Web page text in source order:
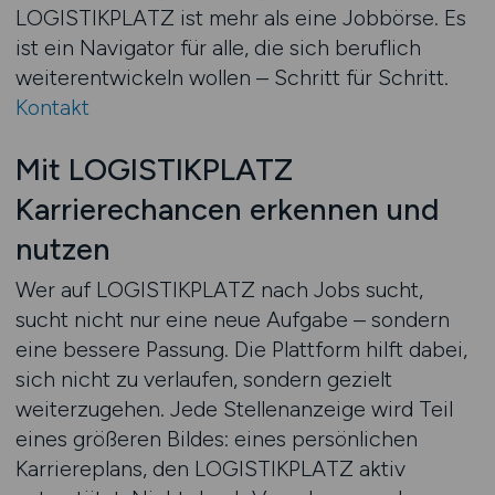
LOGISTIKPLATZ ist mehr als eine Jobbörse. Es
ist ein Navigator für alle, die sich beruflich
weiterentwickeln wollen – Schritt für Schritt.
Kontakt
Mit LOGISTIKPLATZ
Karrierechancen erkennen und
nutzen
Wer auf LOGISTIKPLATZ nach Jobs sucht,
sucht nicht nur eine neue Aufgabe – sondern
eine bessere Passung. Die Plattform hilft dabei,
sich nicht zu verlaufen, sondern gezielt
weiterzugehen. Jede Stellenanzeige wird Teil
eines größeren Bildes: eines persönlichen
Karriereplans, den LOGISTIKPLATZ aktiv